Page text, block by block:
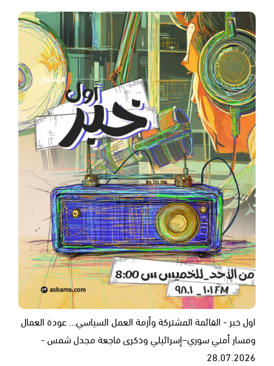
اول خبر - القائمة المشتركة وأزمة العمل السياسي… عودة العمال
ومسار أمني سوري–إسرائيلي وذكرى فاجعة مجدل شمس -
28.07.2026